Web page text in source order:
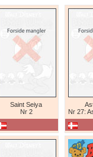
Saint Seiya
Nr 2
Nr 27: